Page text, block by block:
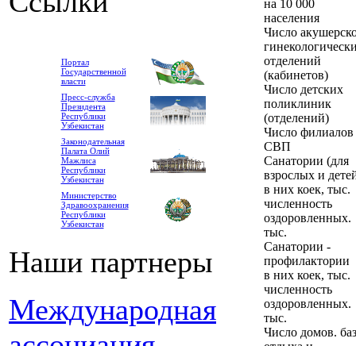
Портал
Государственной
власти
Пресс-служба
Президента
Республики
Узбекистан
Законодательная
Палата Олий
Мажлиса
Республики
Узбекистан
Министерство
Здравоохранения
Республики
Узбекистан
Наши партнеры
Международная
на 10 000
населения
Число
отделений
(кабинетов)
Число детских
поликлиник
(отделений)
Число филиалов
СВП
Санатории (для
взрослых и
в них коек, тыс.
численность
оздоровленных.
тыс.
Санатории -
профилактории
в них коек, тыс.
численность
оздоровленных.
тыс.
Число домов. баз